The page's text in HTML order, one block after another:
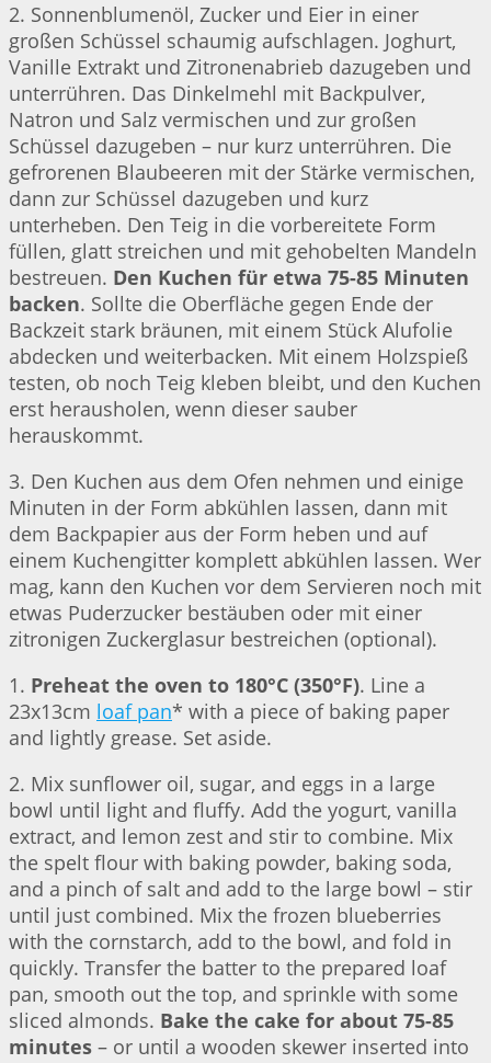
2. Sonnenblumenöl, Zucker und Eier in einer
großen Schüssel schaumig aufschlagen. Joghurt,
Vanille Extrakt und Zitronenabrieb dazugeben und
unterrühren. Das Dinkelmehl mit Backpulver,
Natron und Salz vermischen und zur großen
Schüssel dazugeben – nur kurz unterrühren. Die
gefrorenen Blaubeeren mit der Stärke vermischen,
dann zur Schüssel dazugeben und kurz
unterheben. Den Teig in die vorbereitete Form
füllen, glatt streichen und mit gehobelten Mandeln
bestreuen. Den Kuchen für etwa 75-85 Minuten
backen. Sollte die Oberfläche gegen Ende der
Backzeit stark bräunen, mit einem Stück Alufolie
abdecken und weiterbacken. Mit einem Holzspieß
testen, ob noch Teig kleben bleibt, und den Kuchen
erst herausholen, wenn dieser sauber
herauskommt.
3. Den Kuchen aus dem Ofen nehmen und einige
Minuten in der Form abkühlen lassen, dann mit
dem Backpapier aus der Form heben und auf
einem Kuchengitter komplett abkühlen lassen. Wer
mag, kann den Kuchen vor dem Servieren noch mit
etwas Puderzucker bestäuben oder mit einer
zitronigen Zuckerglasur bestreichen (optional).
1. Preheat the oven to 180°C (350°F). Line a
23x13cm loaf pan* with a piece of baking paper
and lightly grease. Set aside.
2. Mix sunflower oil, sugar, and eggs in a large
bowl until light and fluffy. Add the yogurt, vanilla
extract, and lemon zest and stir to combine. Mix
the spelt flour with baking powder, baking soda,
and a pinch of salt and add to the large bowl – stir
until just combined. Mix the frozen blueberries
with the cornstarch, add to the bowl, and fold in
quickly. Transfer the batter to the prepared loaf
pan, smooth out the top, and sprinkle with some
sliced almonds. Bake the cake for about 75-85
minutes – or until a wooden skewer inserted into